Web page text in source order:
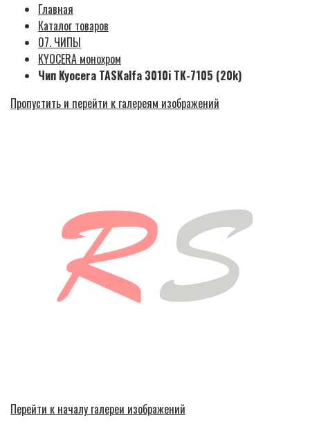
Главная
Каталог товаров
07. ЧИПЫ
KYOCERA монохром
Чип Kyocera TASKalfa 3010i TK-7105 (20k)
Пропустить и перейти к галереям изображений
Перейти к началу галереи изображений